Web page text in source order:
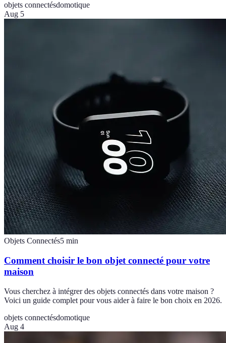
objets connectésdomotique
Aug 5
Objets Connectés5 min
Comment choisir le bon objet connecté pour votre
maison
Vous cherchez à intégrer des objets connectés dans votre maison ?
Voici un guide complet pour vous aider à faire le bon choix en 2026.
objets connectésdomotique
Aug 4